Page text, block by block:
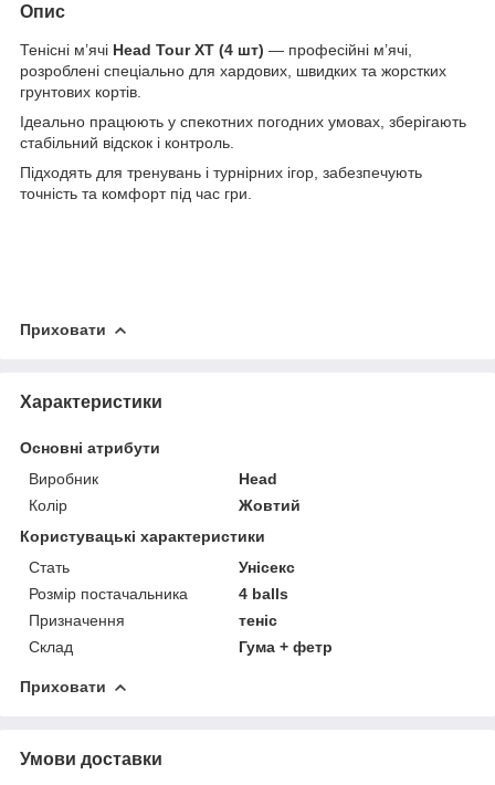
Опис
Тенісні м’ячі Head Tour XT (4 шт) — професійні м’ячі,
розроблені спеціально для хардових, швидких та жорстких
грунтових кортів.
Ідеально працюють у спекотних погодних умовах, зберігають
стабільний відскок і контроль.
Підходять для тренувань і турнірних ігор, забезпечують
точність та комфорт під час гри.
Приховати
Характеристики
Основні атрибути
Виробник
Head
Колір
Жовтий
Користувацькі характеристики
Стать
Унісекс
Розмір постачальника
4 balls
Призначення
теніс
Склад
Гума + фетр
Приховати
Умови доставки